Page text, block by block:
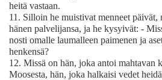
heitä vastaan.
11. Silloin he muistivat menneet päivät,
hänen palvelijansa, ja he kysyivät: -
nosti omalle laumalleen paimenen ja
henkensä?
12. Missä on hän, joka antoi mahtavan
Moosesta, hän, joka halkaisi vedet